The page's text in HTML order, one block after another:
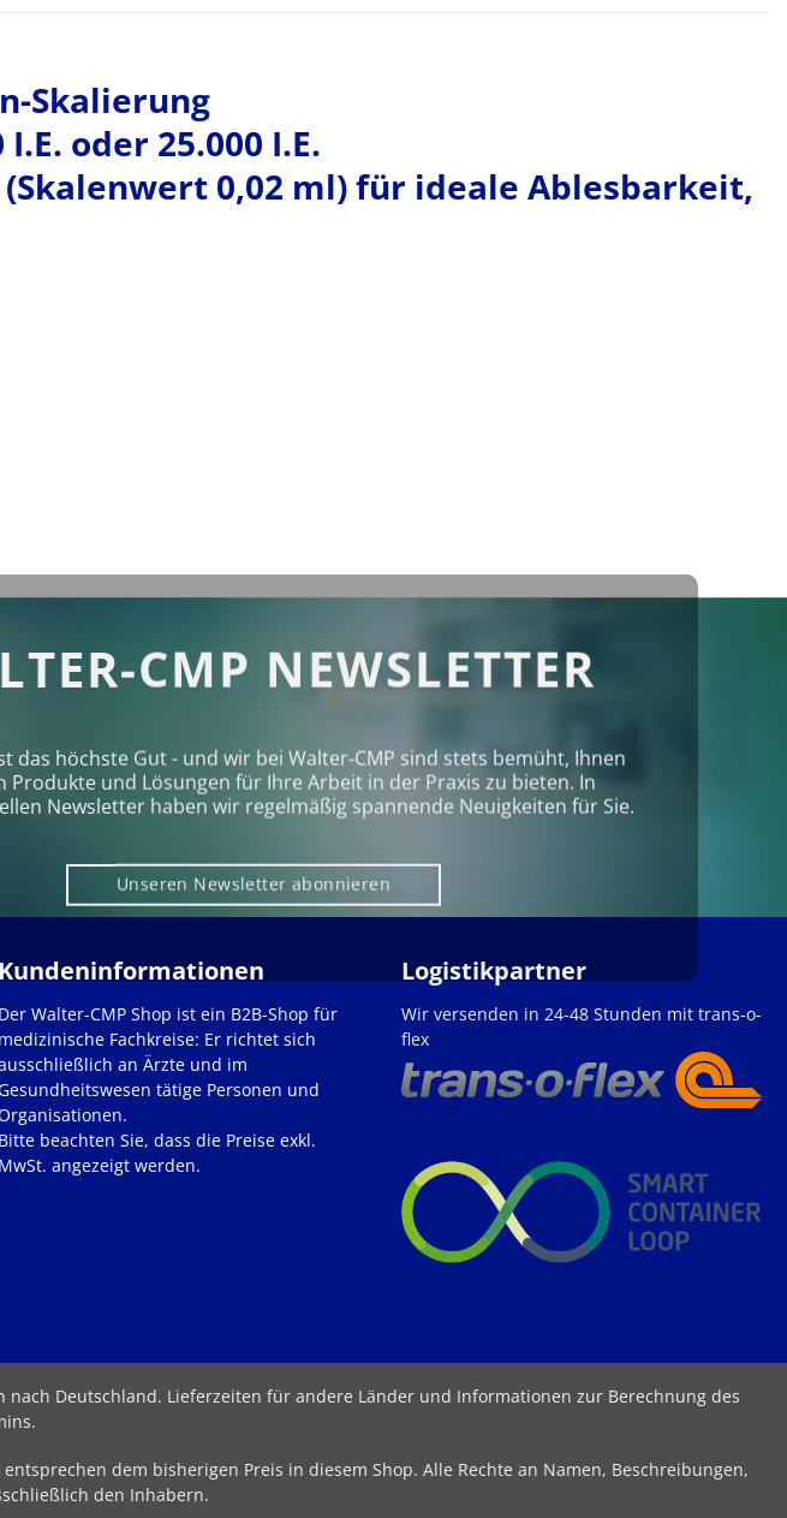
Skalierung
oder 25.000 I.E.
0,02 ml) für ideale Ablesbarkeit,
CMP NEWSLETTER
das höchste Gut - und wir bei Walter‑CMP sind stets bemüht, Ihnen
Produkte und Lösungen für Ihre Arbeit in der Praxis zu bieten. In
Newsletter haben wir regelmäßig spannende Neuigkeiten für Sie.
Unseren Newsletter abonnieren
Kundeninformationen
Der Walter-CMP Shop ist ein B2B-Shop für
medizinische Fachkreise: Er richtet sich
an Ärzte und im
tätige Personen und
Bitte beachten Sie, dass die Preise exkl.
MwSt. angezeigt werden.
Logistikpartner
Wir versenden in 24-48 Stunden mit trans-o-
flex
nach Deutschland. Lieferzeiten für andere Länder und Informationen zur Berechnung des
.
dem bisherigen Preis in diesem Shop. Alle Rechte an Namen, Beschreibungen,
den Inhabern.